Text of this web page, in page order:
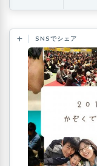
SNSでシェア